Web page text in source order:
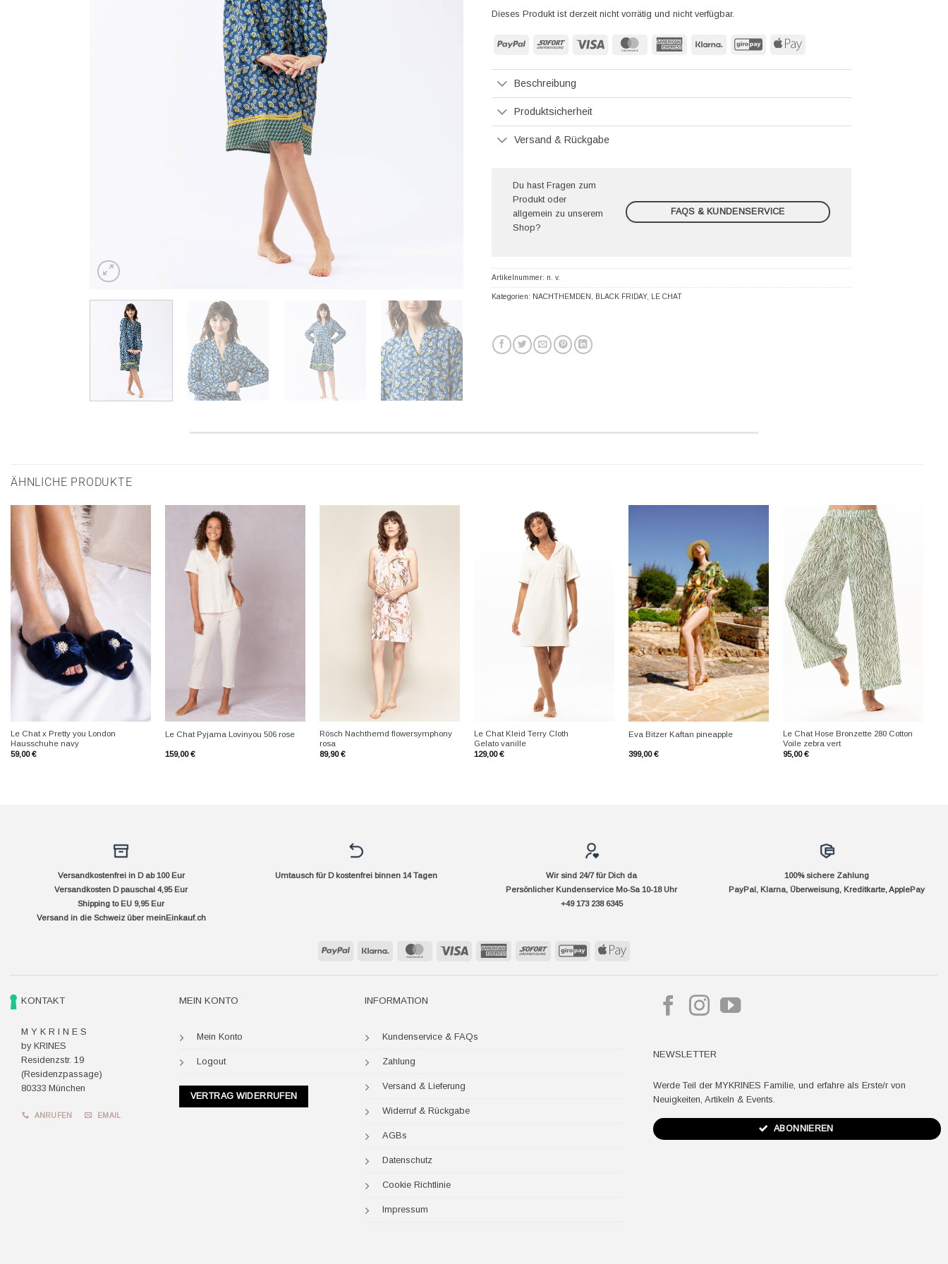
Dieses Produkt ist derzeit nicht vorrätig und nicht verfügbar.
PayPal Sofort Visa MasterCard American
Klarna GiroPay Apple
Beschreibung
Produktsicherheit
Versand & Rückgabe
Du hast Fragen zum
Produkt oder
allgemein zu unserem
Shop?
FAQS & KUNDENSERVICE
Artikelnummer: n. v.
Kategorien: NACHTHEMDEN , BLACK FRIDAY, LE CHAT
ÄHNLICHE PRODUKTE
Le Chat x Pretty you London
Hausschuhe navy
59,00€
+
Le Chat Pyjama Lovinyou 506 rose
159,00€
Rösch Nachthemd flowersymphony
rosa
89,90€
Le Chat Kleid Terry Cloth
Gelato vanille
129,00€
+
Eva Bitzer Kaftan pineapple
399,00€
Le Chat Hose Bronzette 280 Cotton
Voile zebra vert
95,00€
Versandkostenfrei in D ab 100 Eur
Versandkosten D pauschal 4,95 Eur
Shipping to EU 9,95 Eur
Versand in die Schweiz über meinEinkauf.ch
Umtausch für D kostenfrei binnen 14 Tagen
Wir sind 24/7 für Dich da
Persönlicher Kundenservice Mo-Sa 10-18 Uhr
+49 173 238 6345
100% sichere Zahlung
PayPal, Klarna, Überweisung, Kreditkarte, ApplePay
PayPal Klarna MasterCard Visa
AmericanSofort GiroPay Apple
KONTAKT
M Y K R I N E S
by KRINES
Residenzstr. 19
(Residenzpassage)
80333 München
ANRUFEN EMAIL
MEIN KONTO
Mein Konto
Logout
VERTRAG WIDERRUFEN
INFORMATION
Kundenservice & FAQs
Zahlung
Versand & Lieferung
Widerruf & Rückgabe
AGBs
Datenschutz
Cookie Richtlinie
Impressum
NEWSLETTER
Werde Teil der MYKRINES Familie, und erfahre als Erste/r von
Neuigkeiten, Artikeln & Events.
ABONNIEREN